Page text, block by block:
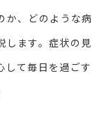
か、どのような病
します。症状の見
して毎日を過ごす